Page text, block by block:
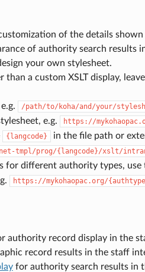
of the details
of authority search results
your own stylesheet.
than a custom XSLT display,
/path/to/koha/and/your/
e.g. https://
{langcode} in the file path or
tmpl/prog/{langcode}/xslt/
for different authority types, use
https://mykohaopac.org/
authority record display in the
record results in the staff
for authority search results in